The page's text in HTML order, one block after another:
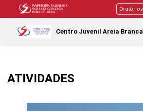
Centro Juvenil Areia Branca
ATIVIDADES